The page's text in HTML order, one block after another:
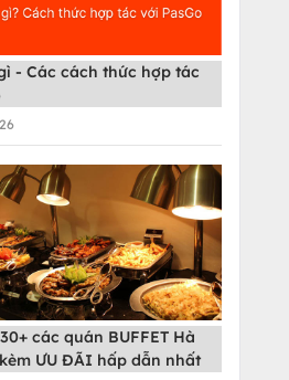
- Các cách thức hợp tác
các quán BUFFET Hà
ƯU ĐÃI hấp dẫn nhất